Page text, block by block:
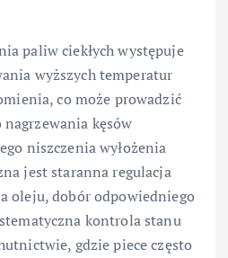
paliw ciekłych występuje
wyższych temperatur
co może prowadzić
kęsów
niszczenia wyłożenia
jest staranna regulacja
oleju, dobór odpowiedniego
kontrola stanu
gdzie piece często